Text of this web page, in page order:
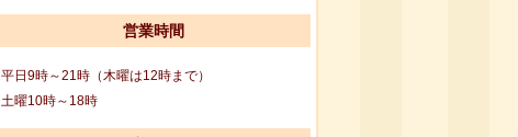
営業時間
平日9時～21時（木曜は12時まで）
土曜10時～18時